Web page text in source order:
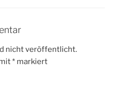
nicht veröffentlicht.
* markiert